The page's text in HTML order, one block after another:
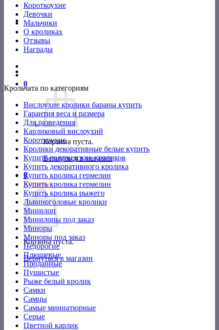
Короткоухие
Девочки
Мальчики
О кроликах
Отзывы
Награды
0
Корзина пуста.
Вернуться в магазин
0
Корзина
Корзина пуста.
Вернуться в магазин
Крольчата по категориям
Вислоухие кролики бараны купить
Гарантия веса и размера
Для разведения
Карликовый вислоухий
Короткоухие
Кролики декоративные белые купить
Купить голландских кроликов
Купить декоративного кролика
Купить кролика гермелин
Купить кролика гермелин
Купить кролика рыжего
Львиноголовые кролики
Минилоп
Минилопы под заказ
Миноры
Миноры под заказ
Недорогие
Плюшевые
Проданные
Пушистые
Рыже белый кролик
Самки
Самцы
Самые миниатюрные
Серые
Цветной карлик